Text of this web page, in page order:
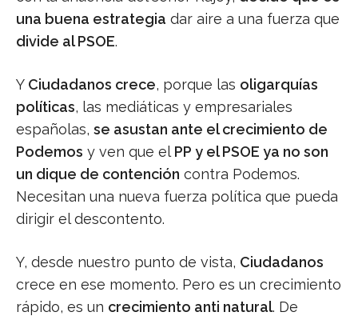
una buena estrategia dar aire a una fuerza que
divide al PSOE.
Y Ciudadanos crece, porque las oligarquías
políticas, las mediáticas y empresariales
españolas, se asustan ante el crecimiento de
Podemos y ven que el PP y el PSOE ya no son
un dique de contención contra Podemos.
Necesitan una nueva fuerza política que pueda
dirigir el descontento.
Y, desde nuestro punto de vista, Ciudadanos
crece en ese momento. Pero es un crecimiento
rápido, es un crecimiento anti natural. De